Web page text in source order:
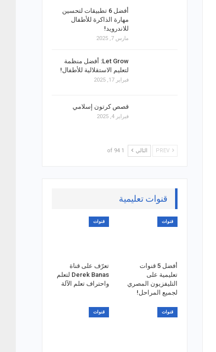
أفضل 6 تطبيقات لتحسين
مهارة الذاكرة للأطفال
للاندرويد!
مارس 7, 2025
Let Grow: أفضل منظمة
لتعليم الاستقلالية للأطفال!
فبراير 17, 2025
قصص كرتون إسلامي
فبراير 4, 2025
التالي 1 of 94
قنوات تعليمية
قنوات
أفضل 5 قنوات
تعليمية على
التليفزيون المصري
لجميع المراحل!
قنوات
تعرّف على قناة
Derek Banas لتعلم
واحتراف تعلم الآلة
قنوات قنوات